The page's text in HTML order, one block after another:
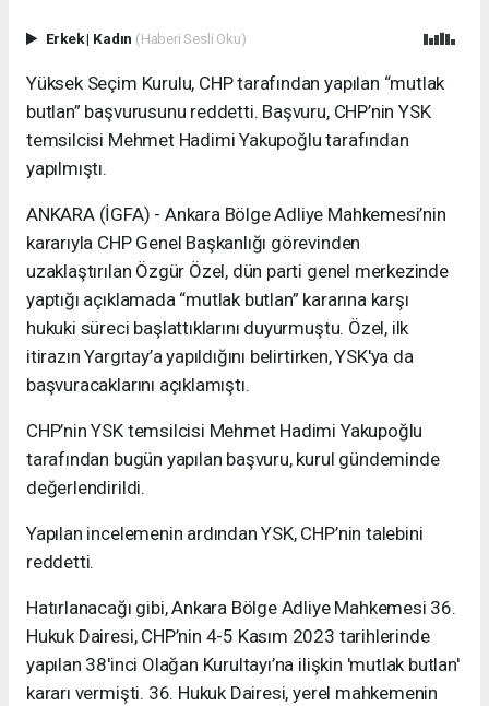
Erkek| Kadın (Haberi Sesli Oku)
Yüksek Seçim Kurulu, CHP tarafından yapılan “mutlak
butlan” başvurusunu reddetti. Başvuru, CHP’nin YSK
temsilcisi Mehmet Hadimi Yakupoğlu tarafından
yapılmıştı.
ANKARA (İGFA) - Ankara Bölge Adliye Mahkemesi’nin
kararıyla CHP Genel Başkanlığı görevinden
uzaklaştırılan Özgür Özel, dün parti genel merkezinde
yaptığı açıklamada “mutlak butlan” kararına karşı
hukuki süreci başlattıklarını duyurmuştu. Özel, ilk
itirazın Yargıtay’a yapıldığını belirtirken, YSK'ya da
başvuracaklarını açıklamıştı.
CHP’nin YSK temsilcisi Mehmet Hadimi Yakupoğlu
tarafından bugün yapılan başvuru, kurul gündeminde
değerlendirildi.
Yapılan incelemenin ardından YSK, CHP’nin talebini
reddetti.
Hatırlanacağı gibi, Ankara Bölge Adliye Mahkemesi 36.
Hukuk Dairesi, CHP’nin 4-5 Kasım 2023 tarihlerinde
yapılan 38'inci Olağan Kurultayı’na ilişkin 'mutlak butlan'
kararı vermişti. 36. Hukuk Dairesi, yerel mahkemenin